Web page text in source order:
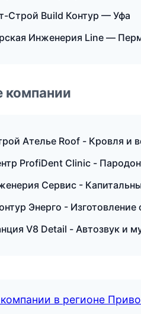
Строй Build Контур — Уфа
Инженерия Line —
компании
Ателье Roof - Кровля и
ProfiDent Clinic -
Сервис -
Энерго -
V8 Detail - Автозвук и
в регионе